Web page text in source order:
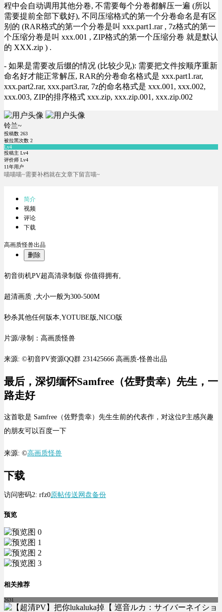
程中会自动调用其他分卷, 不需要每个分卷都解压一遍 (所以
需要提前全部下载好), 不同压缩格式的第一个分卷命名是有区
别的 (RAR格式的第一个分卷是叫 xxx.part1.rar , 7z格式的第一
个压缩分卷是叫 xxx.001 , ZIP格式的第一个压缩分卷 就是默认
的 XXX.zip ) .
- 如果是需要改后缀的情况 (比较少见): 需要把文件按顺序重新
命名好才能正常解压, RAR的分卷命名格式是 xxx.part1.rar,
xxx.part2.rar, xxx.part3.rar, 7z的命名格式是 xxx.001, xxx.002,
xxx.003, ZIP的排序格式 xxx.zip, xxx.zip.001, xxx.zip.002
铃兰~
投稿数 263
被拉黑次数 2
Lv4
投稿主 Lv4
评价师 Lv4
11年用户
喵喵喵~需要补档就在文章下留言喵~
简介
视频
评论
下载
高画质怪兽出品
删除
初音街机PV超高清录制版 你值得拥有,
超清画质 ,大小一般为300-500M
秒杀其他任何版本,YOTUBE版,NICO版
片源/录制：高画质怪兽
来源: ©初音PV资源QQ群 231425666 高画质-怪兽出品
最后， 深切缅怀Samfree（佐野贵幸）先生，一
路走好
这首歌是 Samfree（佐野贵幸）先生生前的代表作，对这位P主感兴趣
的朋友可以百度一下
来源: ©高画质怪兽
下载
访问密码2: rfz0原帖传送 网盘备份
预览
相关推荐
2631